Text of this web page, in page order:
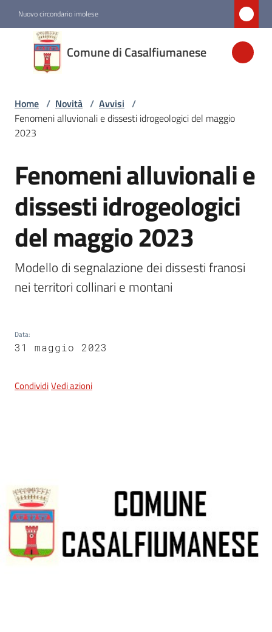
Nuovo circondario imolese
Comune di Casalfiumanese
Comune di
Casalfiumanese
Amministrazione
Vivere
Casalfiumanese
Servizi
line
Home / Novità / Avvisi /
Fenomeni alluvionali e dissesti idrogeologici del maggio
2023
Salta al contenuto
Fenomeni alluvionali e
dissesti idrogeologici
del maggio 2023
Modello di segnalazione dei dissesti franosi
nei territori collinari e montani
Data:
31 maggio 2023
CondividiVedi azioni